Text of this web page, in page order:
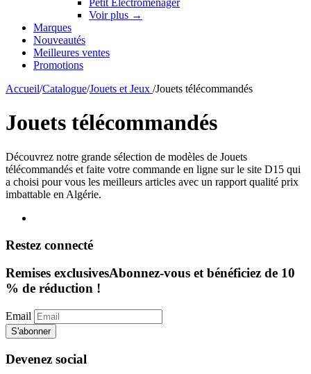
Petit Électroménager
Voir plus →
Marques
Nouveautés
Meilleures ventes
Promotions
Accueil/Catalogue/Jouets et Jeux /Jouets télécommandés
Jouets télécommandés
Découvrez notre grande sélection de modèles de Jouets
télécommandés et faite votre commande en ligne sur le site D15 qui
a choisi pour vous les meilleurs articles avec un rapport qualité prix
imbattable en Algérie.
Restez connecté
Remises exclusivesAbonnez-vous et bénéficiez de 10
% de réduction !
Email
S'abonner
Devenez social